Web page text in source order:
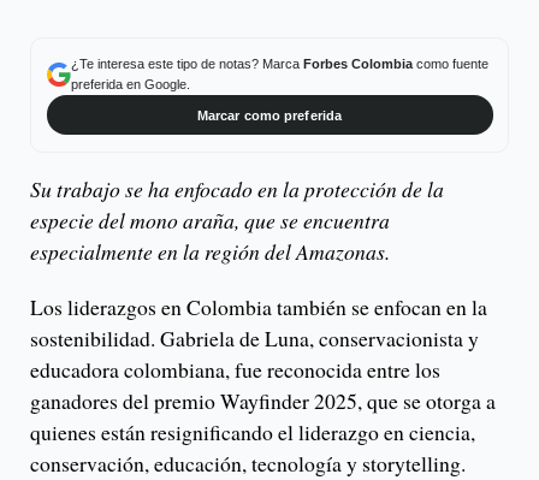
¿Te interesa este tipo de notas? Marca Forbes Colombiacomo fuente
preferida en Google.
Marcar como preferida
Su trabajo se ha enfocado en la protección de la
especie del mono araña, que se encuentra
especialmente en la región del Amazonas.
Los liderazgos en Colombia también se enfocan en la
sostenibilidad. Gabriela de Luna, conservacionista y
educadora colombiana, fue reconocida entre los
ganadores del premio Wayfinder 2025, que se otorga a
quienes están resignificando el liderazgo en ciencia,
conservación, educación, tecnología y storytelling.